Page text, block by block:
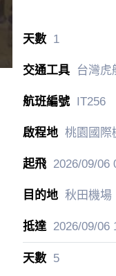
1
台灣虎
IT256
桃園國際
2026/09/06
秋田機場
2026/09/06
5